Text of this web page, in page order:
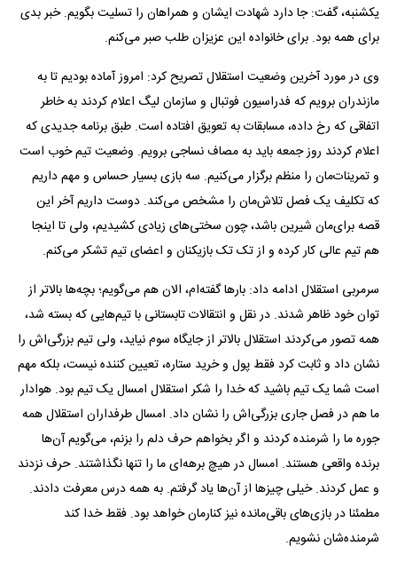
یکشنبه، گفت: جا دارد شهادت ایشان و همراهان را تسلیت بگویم. خبر بدی
برای همه بود. برای خانواده این عزیزان طلب صبر می‌کنم.
وی در مورد آخرین وضعیت استقلال تصریح کرد: امروز آماده بودیم تا به
مازندران برویم که فدراسیون فوتبال و سازمان لیگ اعلام کردند به خاطر
اتفاقی که رخ داده، مسابقات به تعویق افتاده است. طبق برنامه جدیدی که
اعلام کردند روز جمعه باید به مصاف نساجی برویم. وضعیت تیم خوب است
و تمرینات‌مان را منظم برگزار می‌کنیم. سه بازی بسیار حساس و مهم داریم
که تکلیف یک فصل تلاش‌مان را مشخص می‌کند. دوست داریم آخر این
قصه برای‌مان شیرین باشد، چون سختی‌های زیادی کشیدیم، ولی تا اینجا
هم تیم عالی کار کرده و از تک تک بازیکنان و اعضای تیم تشکر می‌کنم.
سرمربی استقلال ادامه داد: بار‌ها گفته‌ام، الان هم می‌گویم؛ بچه‌ها بالاتر از
توان خود ظاهر شدند. در نقل و انتقالات تابستانی با تیم‌هایی که بسته شد،
همه تصور می‌کردند استقلال بالاتر از جایگاه سوم نیاید، ولی تیم بزرگی‌اش را
نشان داد و ثابت کرد فقط پول و خرید ستاره، تعیین کننده نیست، بلکه مهم
است شما یک تیم باشید که خدا را شکر استقلال امسال یک تیم بود. هوادار
ما هم در فصل جاری بزرگی‌اش را نشان داد. امسال طرفداران استقلال همه
جوره ما را شرمنده کردند و اگر بخواهم حرف دلم را بزنم، می‌گویم آن‌ها
برنده واقعی هستند. امسال در هیچ برهه‌ای ما را تنها نگذاشتند. حرف نزدند
و عمل کردند. خیلی چیز‌ها از آن‌ها یاد گرفتم. به همه درس معرفت دادند.
مطمئنا در بازی‌های باقی‌مانده نیز کنارمان خواهد بود. فقط خدا کند
شرمنده‌شان نشویم.